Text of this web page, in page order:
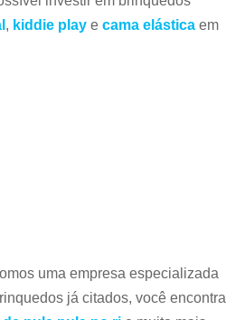
, kiddie play e cama elástica em
uma empresa especializada
já citados, você encontra